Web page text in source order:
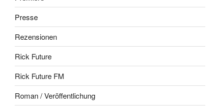
Presse
Rezensionen
Rick Future
Rick Future FM
Roman / Veröffentlichung